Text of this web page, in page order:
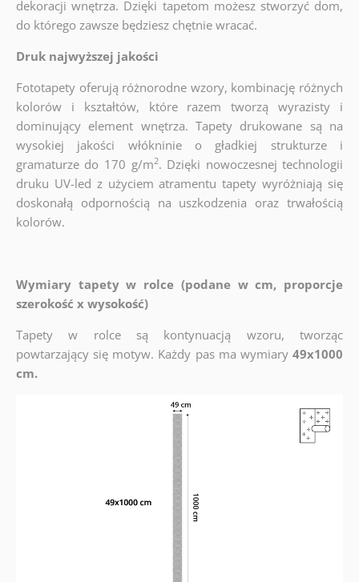
dekoracji wnętrza. Dzięki tapetom możesz stworzyć dom,
do którego zawsze będziesz chętnie wracać.
Druk najwyższej jakości
Fototapety oferują różnorodne wzory, kombinację różnych
kolorów i kształtów, które razem tworzą wyrazisty i
dominujący element wnętrza. Tapety drukowane są na
wysokiej jakości włókninie o gładkiej strukturze i
gramaturze do 170 g/m2. Dzięki nowoczesnej technologii
druku UV-led z użyciem atramentu tapety wyróżniają się
doskonałą odpornością na uszkodzenia oraz trwałością
kolorów.
Wymiary tapety w rolce (podane w cm, proporcje
szerokość x wysokość)
Tapety w rolce są kontynuacją wzoru, tworząc
powtarzający się motyw. Każdy pas ma wymiary49x1000
cm.